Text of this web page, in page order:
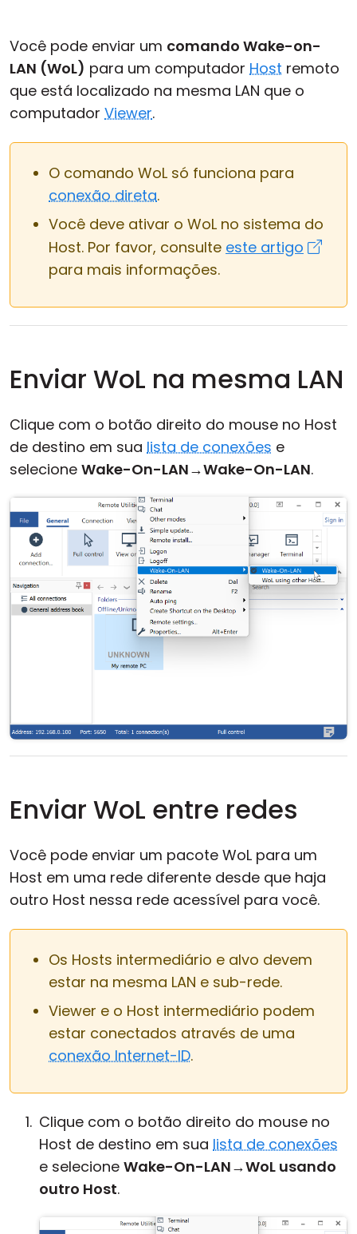
Você pode enviar um comando Wake-on-
LAN (WoL) para um computador Host remoto
que está localizado na mesma LAN que o
computador Viewer.
O comando WoL só funciona para
conexão direta.
Você deve ativar o WoL no sistema do
Host. Por favor, consulte este artigo
para mais informações.
Enviar WoL na mesma LAN
Clique com o botão direito do mouse no Host
de destino em sua lista de conexões e
selecione Wake-On-LAN→Wake-On-LAN.
Enviar WoL entre redes
Você pode enviar um pacote WoL para um
Host em uma rede diferente desde que haja
outro Host nessa rede acessível para você.
Os Hosts intermediário e alvo devem
estar na mesma LAN e sub-rede.
Viewer e o Host intermediário podem
estar conectados através de uma
conexão Internet-ID.
Clique com o botão direito do mouse no
Host de destino em sua lista de conexões
e selecione Wake-On-LAN→WoL usando
outro Host.